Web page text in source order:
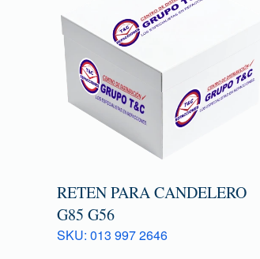
RETEN PARA CANDELERO
G85 G56
SKU: 013 997 2646